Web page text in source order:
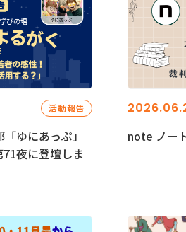
活動報告
ゆにあっぷ」
夜に登壇しま
note ノー